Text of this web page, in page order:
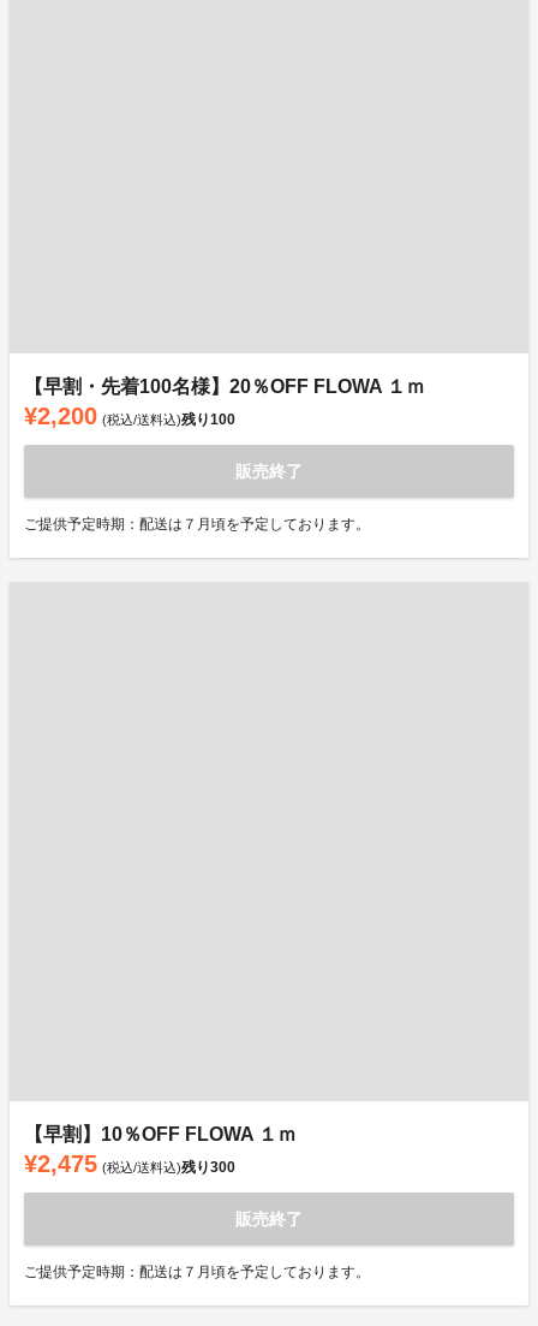
【早割・先着100名様】20％OFF FLOWA １ｍ
¥2,200 (税込/送料込)残り100
販売終了
ご提供予定時期：配送は７月頃を予定しております。
【早割】10％OFF FLOWA １ｍ
¥2,475 (税込/送料込)残り300
販売終了
ご提供予定時期：配送は７月頃を予定しております。